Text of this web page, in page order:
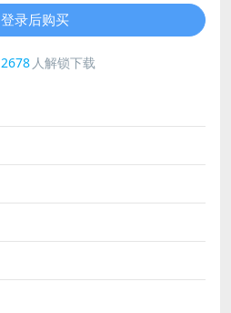
登录后购买
2678 人解锁下载